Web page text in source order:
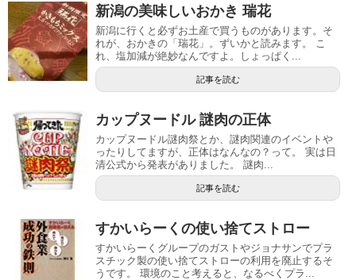
新潟の美味しいおかき 瑞花
新潟に行くと必ずお土産で買うものがあります。そ
れが、おかきの「瑞花」。ずいかと読みます。 こ
れ、塩加減が絶妙なんですよ。しょっぱく...
記事を読む
カップヌードル 謎肉の正体
カップヌードル謎肉祭とか、謎肉関連のイベントや
ったりしてますが、正体はなんなの？って。 実は日
清公式から発表がありました。 謎肉...
記事を読む
すかいらーくの使い捨てストロー
すかいらーくグループのガストやジョナサンでプラ
スチック製の使い捨てストローの利用を廃止するそ
うです。 環境のこと考えると、なるべくプラ...